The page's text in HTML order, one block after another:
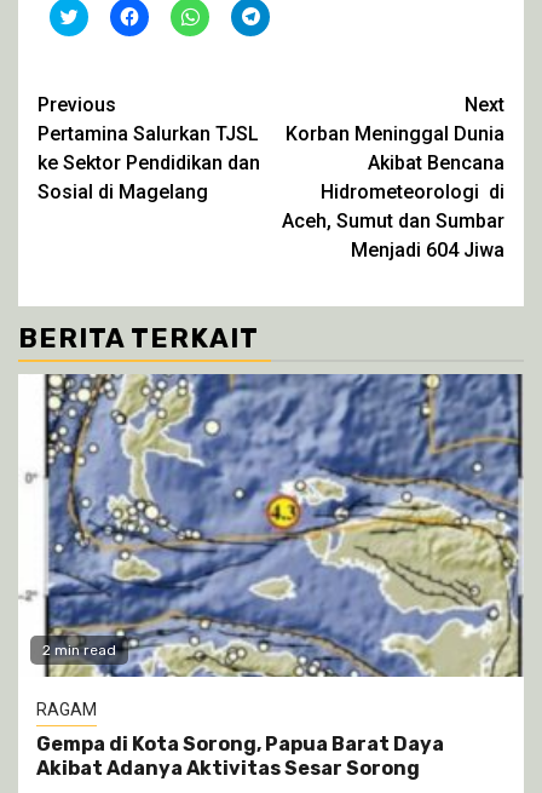
Klik
untuk
di
jendela
yang
baru)
Klik
untuk
yang
baru)
Klik
untuk
yang
baru)
Klik
untuk
yang
baru)
Continue
Reading
Previous
Pertamina Salurkan TJSL
ke Sektor Pendidikan dan
Sosial di Magelang
Next
Korban Meninggal Dunia
Akibat Bencana
Hidrometeorologi di
Aceh, Sumut dan Sumbar
Menjadi 604 Jiwa
BERITA TERKAIT
2 min read
RAGAM
Gempa di Kota Sorong, Papua Barat Daya
Akibat Adanya Aktivitas Sesar Sorong